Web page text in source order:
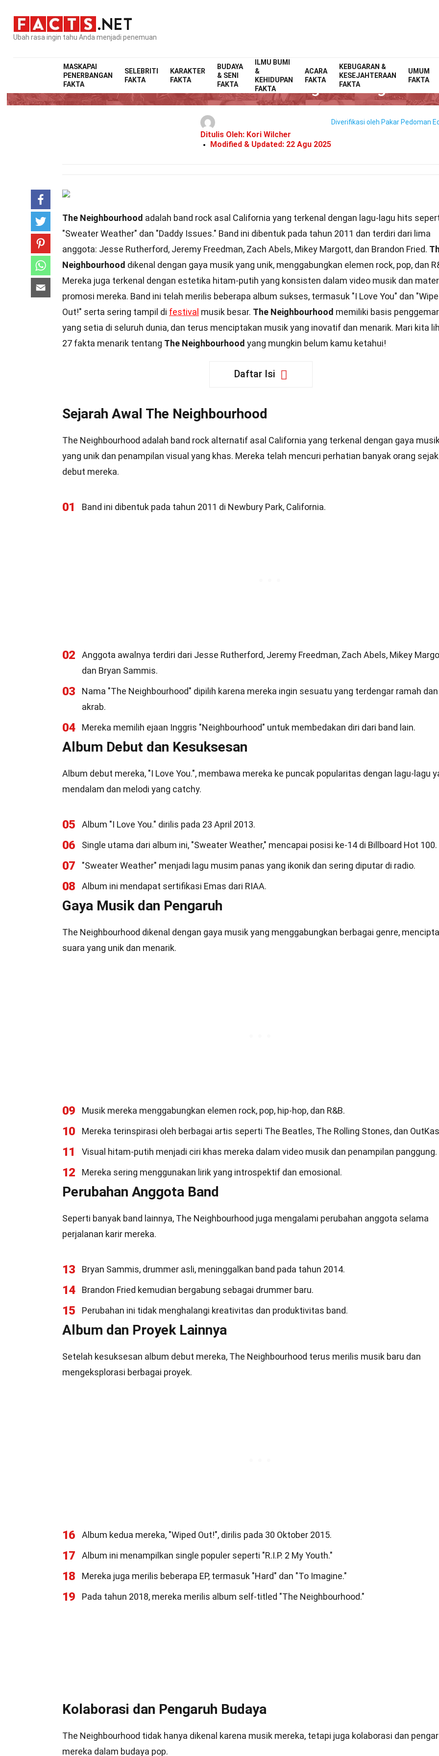
Ubah rasa ingin tahu Anda menjadi penemuan
MASKAPAI
PENERBANGAN
FAKTA
SELEBRITI
FAKTA
KARAKTER
FAKTA
BUDAYA
& SENI
FAKTA
ILMU BUMI
&
KEHIDUPAN
FAKTA
ACARA
FAKTA
KEBUGARAN &
KESEJAHTERAAN
FAKTA
UMUM
FAKTA
Home SelebritiFakta
27 Fakta Tentang The
Ditulis Oleh: Kori Wilcher
Modified & Updated: 22 Agu 2025
Diverifikasi oleh Pakar Pedoman
The Neighbourhood adalah band rock asal California yang terkenal dengan lagu-lagu hits
"Sweater Weather" dan "Daddy Issues." Band ini dibentuk pada tahun 2011 dan terdiri dari lima
anggota: Jesse Rutherford, Jeremy Freedman, Zach Abels, Mikey Margott, dan Brandon Fried.
Neighbourhood dikenal dengan gaya musik yang unik, menggabungkan elemen rock, pop, dan
Mereka juga terkenal dengan estetika hitam-putih yang konsisten dalam video musik dan
promosi mereka. Band ini telah merilis beberapa album sukses, termasuk "I Love You" dan
Out!" serta sering tampil di festival musik besar. The Neighbourhood memiliki basis penggemar
yang setia di seluruh dunia, dan terus menciptakan musik yang inovatif dan menarik. Mari kita
27 fakta menarik tentang The Neighbourhood yang mungkin belum kamu ketahui!
Daftar Isi
Sejarah Awal The Neighbourhood
The Neighbourhood adalah band rock alternatif asal California yang terkenal dengan gaya
yang unik dan penampilan visual yang khas. Mereka telah mencuri perhatian banyak orang sejak
debut mereka.
01 Band ini dibentuk pada tahun 2011 di Newbury Park, California.
02
Anggota awalnya terdiri dari Jesse Rutherford, Jeremy Freedman, Zach Abels, Mikey
dan Bryan Sammis.
03
Nama "The Neighbourhood" dipilih karena mereka ingin sesuatu yang terdengar ramah dan
akrab.
04 Mereka memilih ejaan Inggris "Neighbourhood" untuk membedakan diri dari band lain.
Album Debut dan Kesuksesan
Album debut mereka, "I Love You.", membawa mereka ke puncak popularitas dengan lagu-lagu
mendalam dan melodi yang catchy.
05 Album "I Love You." dirilis pada 23 April 2013.
06 Single utama dari album ini, "Sweater Weather," mencapai posisi ke-14 di Billboard Hot 100.
07 "Sweater Weather" menjadi lagu musim panas yang ikonik dan sering diputar di radio.
08 Album ini mendapat sertifikasi Emas dari RIAA.
Gaya Musik dan Pengaruh
The Neighbourhood dikenal dengan gaya musik yang menggabungkan berbagai genre,
suara yang unik dan menarik.
09 Musik mereka menggabungkan elemen rock, pop, hip-hop, dan R&B.
10 Mereka terinspirasi oleh berbagai artis seperti The Beatles, The Rolling Stones, dan
11 Visual hitam-putih menjadi ciri khas mereka dalam video musik dan penampilan panggung.
12 Mereka sering menggunakan lirik yang introspektif dan emosional.
Perubahan Anggota Band
Seperti banyak band lainnya, The Neighbourhood juga mengalami perubahan anggota selama
perjalanan karir mereka.
13 Bryan Sammis, drummer asli, meninggalkan band pada tahun 2014.
14 Brandon Fried kemudian bergabung sebagai drummer baru.
15 Perubahan ini tidak menghalangi kreativitas dan produktivitas band.
Album dan Proyek Lainnya
Setelah kesuksesan album debut mereka, The Neighbourhood terus merilis musik baru dan
mengeksplorasi berbagai proyek.
16 Album kedua mereka, "Wiped Out!", dirilis pada 30 Oktober 2015.
17 Album ini menampilkan single populer seperti "R.I.P. 2 My Youth."
18 Mereka juga merilis beberapa EP, termasuk "Hard" dan "To Imagine."
19 Pada tahun 2018, mereka merilis album self-titled "The Neighbourhood."
Kolaborasi dan Pengaruh Budaya
The Neighbourhood tidak hanya dikenal karena musik mereka, tetapi juga kolaborasi dan
mereka dalam budaya pop.